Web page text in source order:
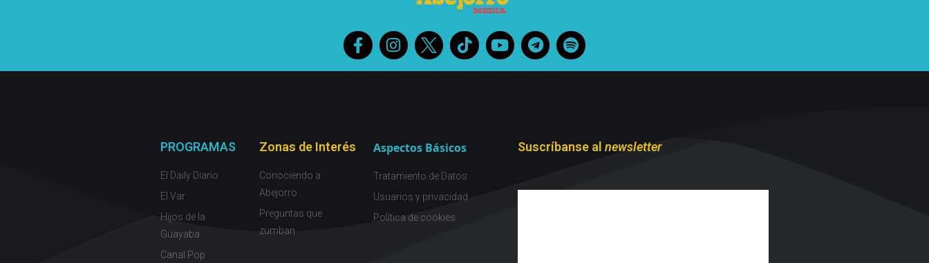
PROGRAMAS
El Daily Diario
El Var
Hijos de la
Guayaba
Canal Pop
Zonas de Interés
Conociendo a
Abejorro
Preguntas que
zumban
Aspectos Básicos
Tratamiento de Datos
Usuarios y privacidad
Política de cookies
Suscríbanse al newsletter